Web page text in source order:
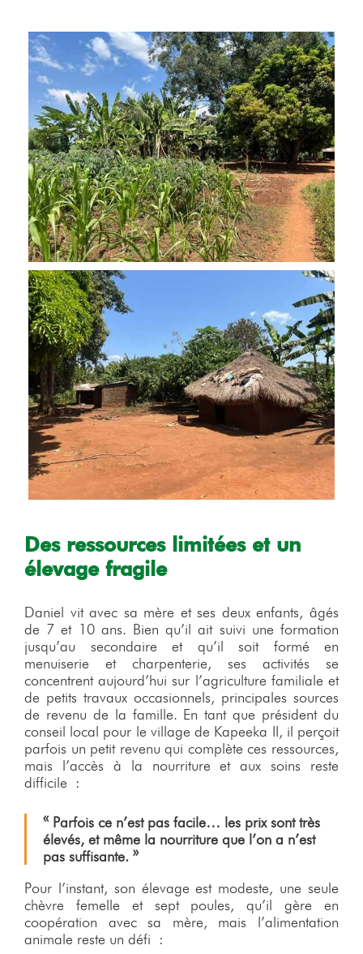
Des ressources limitées et un
élevage fragile
Daniel vit avec sa mère et ses deux enfants, âgés
de 7 et 10 ans. Bien qu’il ait suivi une formation
jusqu’au secondaire et qu’il soit formé en
menuiserie et charpenterie, ses activités se
concentrent aujourd’hui sur l’agriculture familiale et
de petits travaux occasionnels, principales sources
de revenu de la famille. En tant que président du
conseil local pour le village de Kapeeka II, il perçoit
parfois un petit revenu qui complète ces ressources,
mais l’accès à la nourriture et aux soins reste
difficile :
« Parfois ce n’est pas facile… les prix sont très
élevés, et même la nourriture que l’on a n’est
pas suffisante. »
Pour l’instant, son élevage est modeste, une seule
chèvre femelle et sept poules, qu’il gère en
coopération avec sa mère, mais l’alimentation
animale reste un défi :